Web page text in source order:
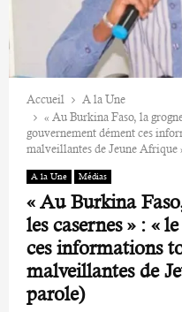
Accueil
A la Une
« Au Burkina Faso, la
gouvernement dément ces
malveillantes de Jeune Afrique
A la Une Médias
« Au Burkina
les casernes » : «
ces informations
malveillantes de
parole)